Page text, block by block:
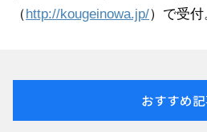
（http://kougeinowa.jp/）で受付
おすすめ